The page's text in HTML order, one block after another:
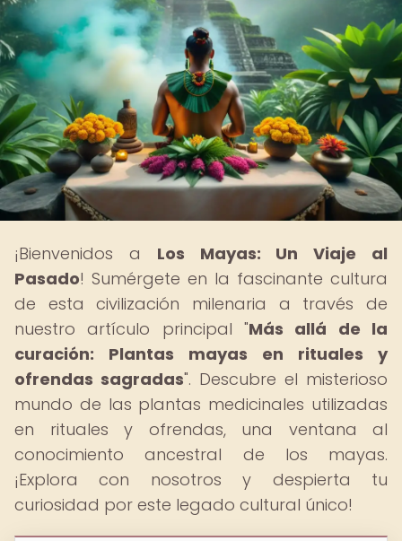
¡Bienvenidos a Los Mayas: Un Viaje al
Pasado! Sumérgete en la fascinante cultura
de esta civilización milenaria a través de
nuestro artículo principal "Más allá de la
curación: Plantas mayas en rituales y
ofrendas sagradas". Descubre el misterioso
mundo de las plantas medicinales utilizadas
en rituales y ofrendas, una ventana al
conocimiento ancestral de los mayas.
¡Explora con nosotros y despierta tu
curiosidad por este legado cultural único!